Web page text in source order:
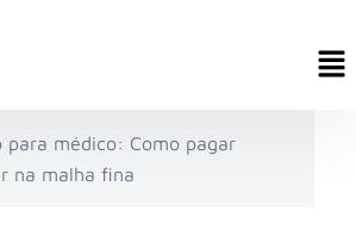
para médico: Como pagar
na malha fina